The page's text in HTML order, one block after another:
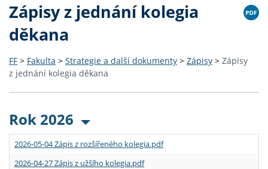
Zápisy z jednání kolegia
děkana
FF > Fakulta > Strategie a další dokumenty > Zápisy > Zápisy
z jednání kolegia děkana
Rok 2026
2026-05-04 Zápis z rozšířeného kolegia.pdf
2026-04-27 Zápis z užšího kolegia.pdf